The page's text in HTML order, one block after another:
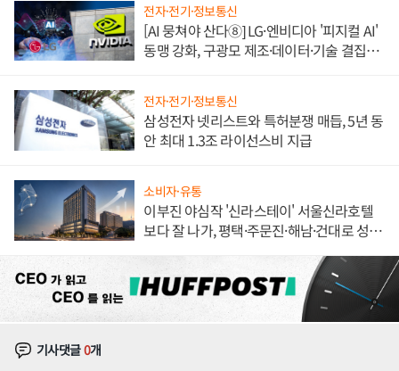
전자·전기·정보통신
[AI 뭉쳐야 산다⑧] LG·엔비디아 '피지컬 AI'
동맹 강화, 구광모 제조·데이터·기술 결집
전자·전기·정보통신
삼성전자 넷리스트와 특허분쟁 매듭, 5년 동
안 최대 1.3조 라이선스비 지급
소비자·유통
이부진 야심작 '신라스테이' 서울신라호텔
보다 잘 나가, 평택·주문진·해남·건대로 성
기사댓글0개